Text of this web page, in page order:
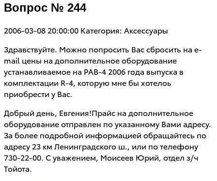
Вопрос № 244
2006-03-08 20:00:00 Категория: Аксессуары
Здравствуйте. Можно попросить Вас сбросить на e-
mail цены на дополнительное оборудование
устанавливаемое на РАВ-4 2006 года выпуска в
комплектации R-4, которую мне бы хотелоь
приобрести у Вас.
Добрый день, Евгения!Прайс на дополнительное
оборудование отправлен по указанному Вами адресу.
За более подробной информацией обращайтесь по
адресу 23 км Ленинградского ш., или по телефону
730-22-00. С уважением, Моисеев Юрий, отдел з/ч
Тойота.